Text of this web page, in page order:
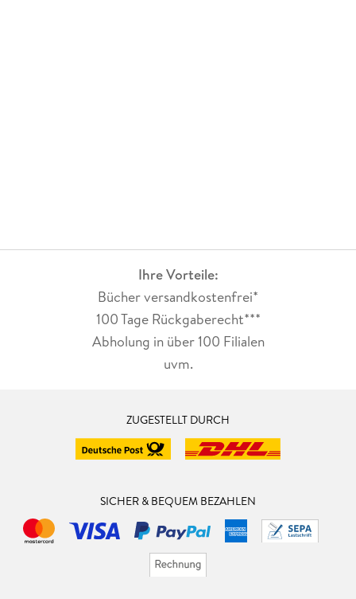
Ihre Vorteile:
Bücher versandkostenfrei*
100 Tage Rückgaberecht***
Abholung in über 100 Filialen
uvm.
ZUGESTELLT DURCH
SICHER & BEQUEM BEZAHLEN